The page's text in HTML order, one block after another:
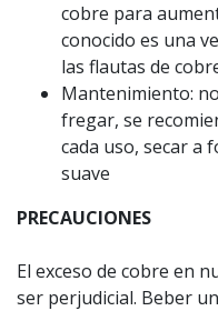
cobre para
conocido es una
las flautas de
Mantenimiento:
fregar, se
cada uso, secar a
suave
PRECAUCIONES
El exceso de cobre en
ser perjudicial. Beber